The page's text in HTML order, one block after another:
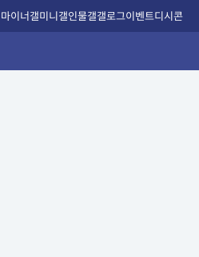
마이너갤미니갤인물갤갤로그이벤트디시콘